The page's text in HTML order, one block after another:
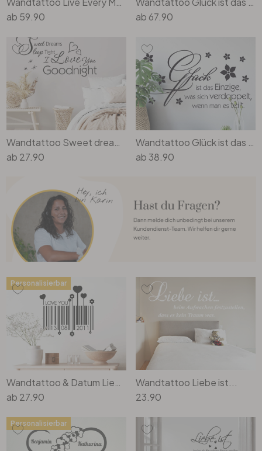
ab 59.90
ab 67.90
ab 27.90
ab38.90
Wandtattoo & Datum Liebes Barcode
ab 27.90
Personalisierbar
Wandtattoo Liebe ist...
23.90
Personalisierbar